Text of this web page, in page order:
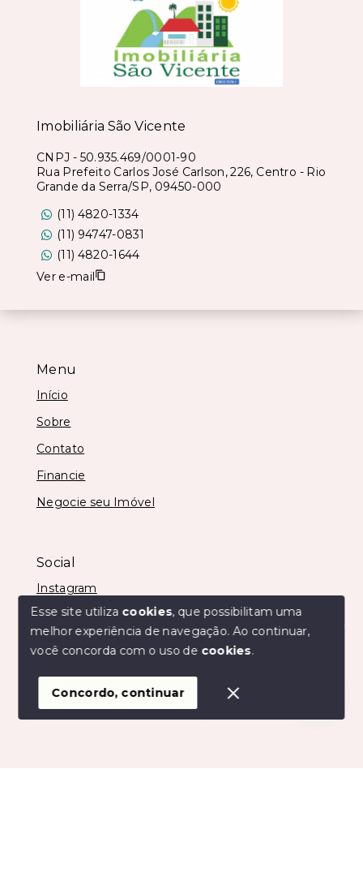
Olá! Estamos disponíveis para te ajudar.
Menu
Início
Sobre
Contato
Financie
Negocie seu Imóvel
Social
Instagram
© Copyright 2026 - Imobiliária São Vicente - Todos os
SITE PARA IMOBILIARIA
Imobiliária São Vicente
CNPJ - 50.935.469/0001-90
Rua Prefeito Carlos José Carlson, 226, Centro - Rio
Grande da Serra/SP, 09450-000
(11) 4820-1334
(11) 94747-0831
(11) 4820-1644
Ver e-mail
Esse site utiliza cookies, que possibilitam uma
melhor experiência de navegação.Ao continuar,
você concorda com o uso de cookies.
Concordo, continuar